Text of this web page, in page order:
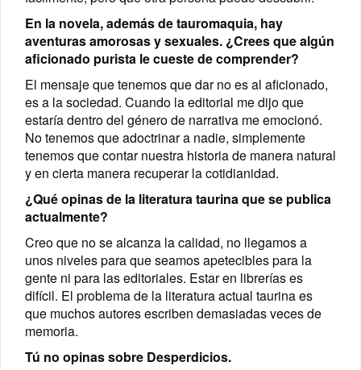
En la novela, además de tauromaquia, hay
aventuras amorosas y sexuales. ¿Crees que algún
aficionado purista le cueste de comprender?
El mensaje que tenemos que dar no es al aficionado,
es a la sociedad. Cuando la editorial me dijo que
estaría dentro del género de narrativa me emocionó.
No tenemos que adoctrinar a nadie, simplemente
tenemos que contar nuestra historia de manera natural
y en cierta manera recuperar la cotidianidad.
¿Qué opinas de la literatura taurina que se publica
actualmente?
Creo que no se alcanza la calidad, no llegamos a
unos niveles para que seamos apetecibles para la
gente ni para las editoriales. Estar en librerías es
difícil. El problema de la literatura actual taurina es
que muchos autores escriben demasiadas veces de
memoria.
Tú no opinas sobre Desperdicios.